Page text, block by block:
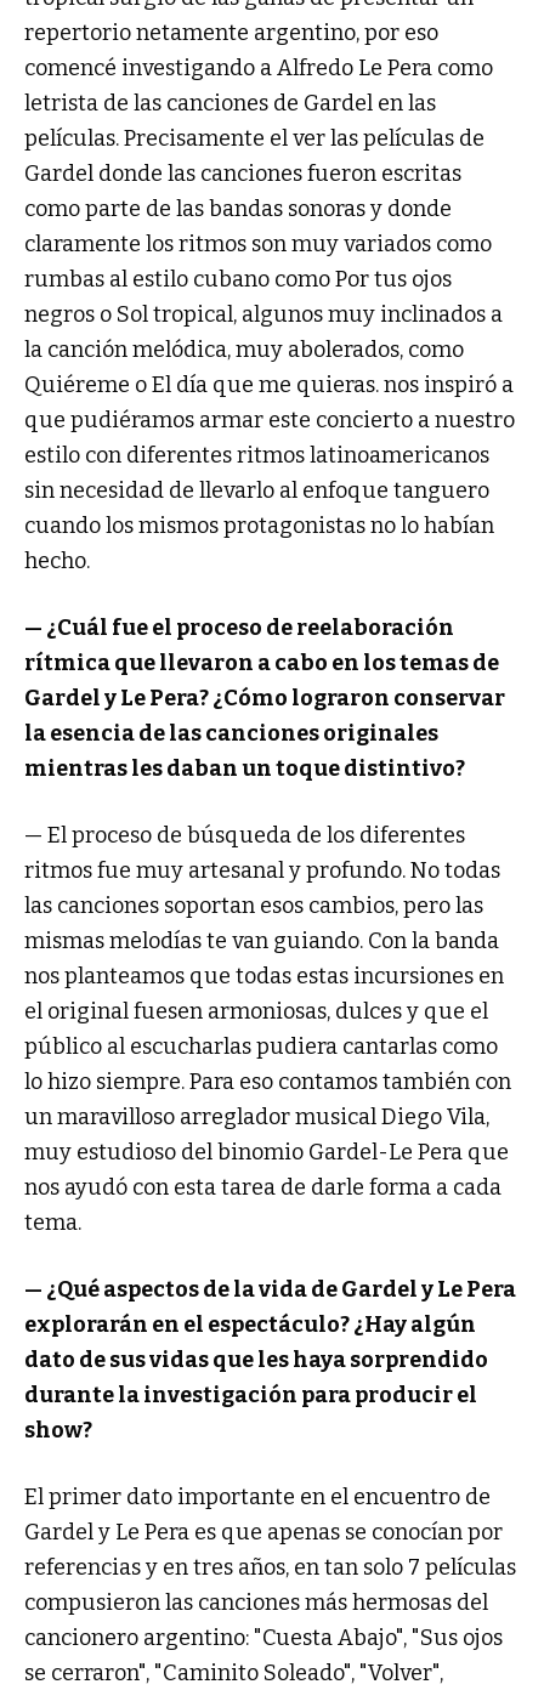
repertorio netamente argentino, por eso
comencé investigando a Alfredo Le Pera como
letrista de las canciones de Gardel en las
películas. Precisamente el ver las películas de
Gardel donde las canciones fueron escritas
como parte de las bandas sonoras y donde
claramente los ritmos son muy variados como
rumbas al estilo cubano como Por tus ojos
negros o Sol tropical, algunos muy inclinados a
la canción melódica, muy abolerados, como
Quiéreme o El día que me quieras. nos inspiró a
que pudiéramos armar este concierto a nuestro
estilo con diferentes ritmos latinoamericanos
sin necesidad de llevarlo al enfoque tanguero
cuando los mismos protagonistas no lo habían
hecho.
— ¿Cuál fue el proceso de reelaboración
rítmica que llevaron a cabo en los temas de
Gardel y Le Pera? ¿Cómo lograron conservar
la esencia de las canciones originales
mientras les daban un toque distintivo?
— El proceso de búsqueda de los diferentes
ritmos fue muy artesanal y profundo. No todas
las canciones soportan esos cambios, pero las
mismas melodías te van guiando. Con la banda
nos planteamos que todas estas incursiones en
el original fuesen armoniosas, dulces y que el
público al escucharlas pudiera cantarlas como
lo hizo siempre. Para eso contamos también con
un maravilloso arreglador musical Diego Vila,
muy estudioso del binomio Gardel-Le Pera que
nos ayudó con esta tarea de darle forma a cada
tema.
— ¿Qué aspectos de la vida de Gardel y Le Pera
explorarán en el espectáculo? ¿Hay algún
dato de sus vidas que les haya sorprendido
durante la investigación para producir el
show?
El primer dato importante en el encuentro de
Gardel y Le Pera es que apenas se conocían por
referencias y en tres años, en tan solo 7 películas
compusieron las canciones más hermosas del
cancionero argentino: "Cuesta Abajo", "Sus ojos
se cerraron", "Caminito Soleado", "Volver",